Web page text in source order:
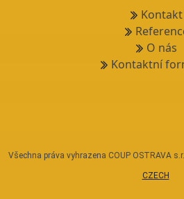
Kontakt
O nás
Kontaktní
Všechna práva vyhrazena COUP OSTRAVA
CZECH